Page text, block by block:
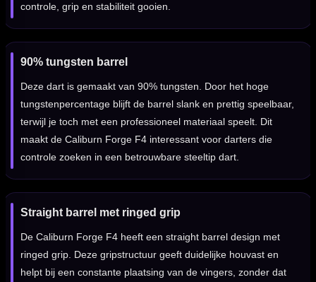
controle, grip en stabiliteit gooien.
90% tungsten barrel
Deze dart is gemaakt van 90% tungsten. Door het hoge
tungstenpercentage blijft de barrel slank en prettig speelbaar,
terwijl je toch met een professioneel materiaal speelt. Dit
maakt de Caliburn Forge F4 interessant voor darters die
controle zoeken in een betrouwbare steeltip dart.
Straight barrel met ringed grip
De Caliburn Forge F4 heeft een straight barrel design met
ringed grip. Deze gripstructuur geeft duidelijke houvast en
helpt bij een constante plaatsing van de vingers, zonder dat